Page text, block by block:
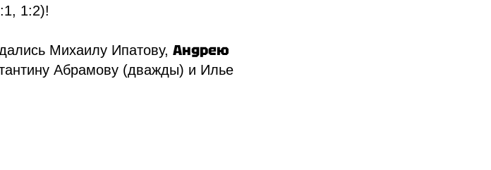
1:2)!
Михаилу Ипатову, Андрею
Абрамову (дважды) и Илье